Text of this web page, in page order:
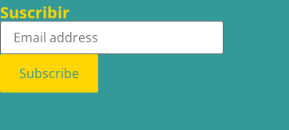
Suscribir
Subscribe